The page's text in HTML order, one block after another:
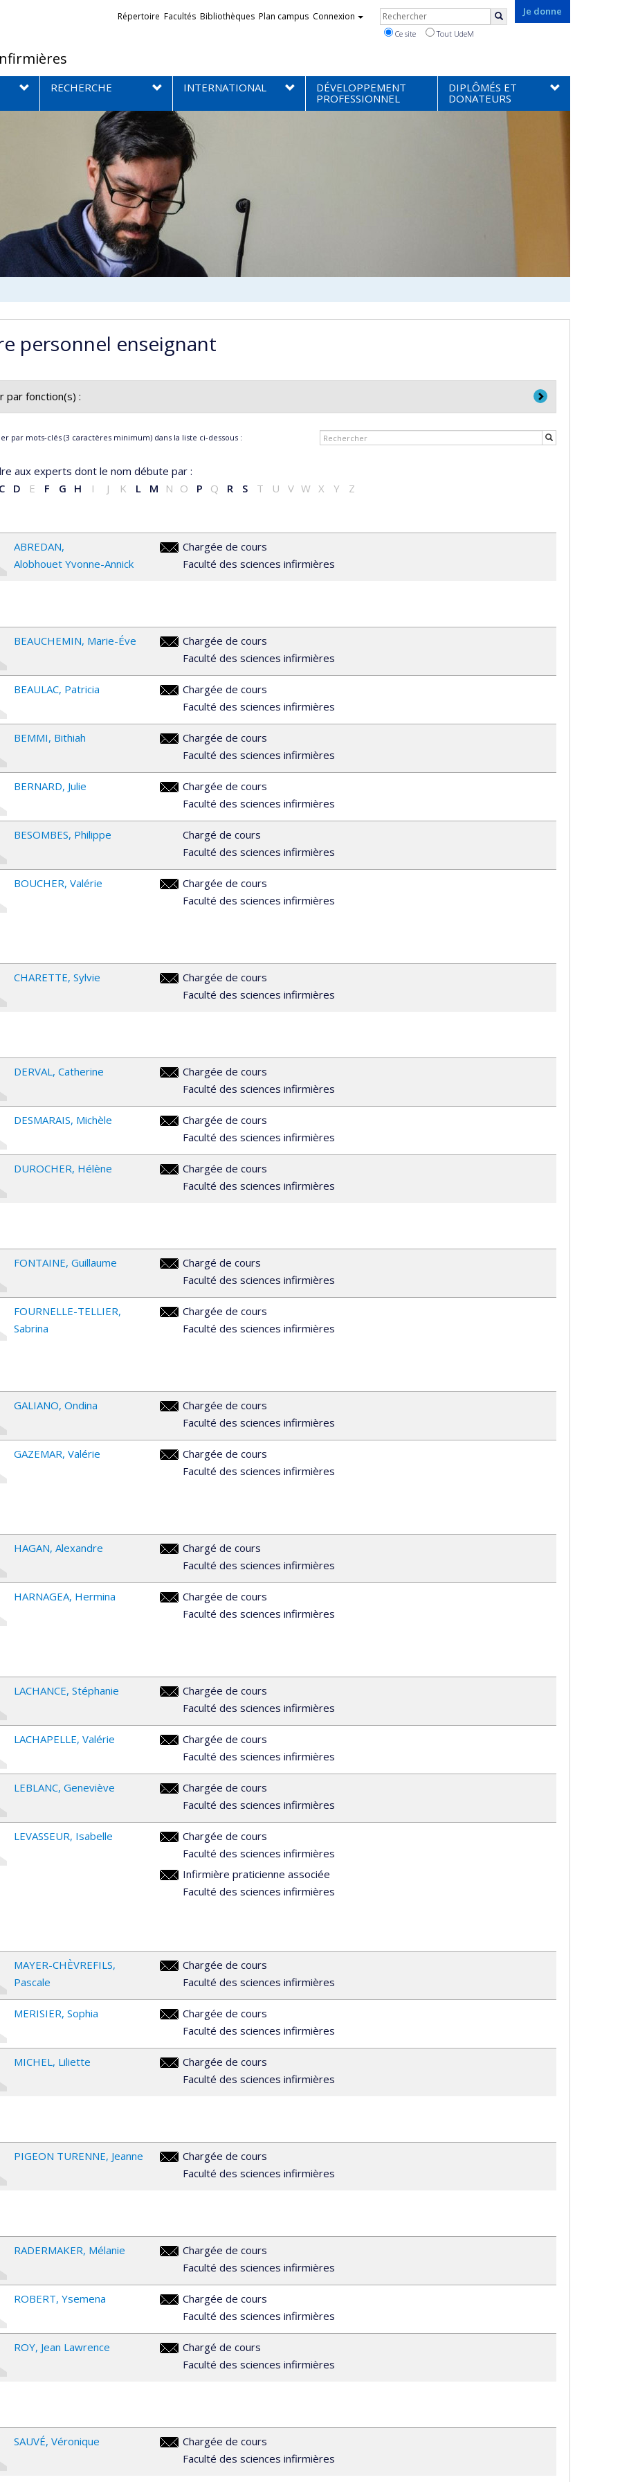
Je donne
Liens
Répertoire Facultés Bibliothèques Plan campus Connexion Rechercher
Ce site Tout UdeM
RECHERCHE INTERNATIONAL
DÉVELOPPEMENT
PROFESSIONNEL
DIPLÔMÉS ET
DONATEURS
personnel enseignant
par fonction(s) :
de cours / Chargé de cours
par mots-clés (3 caractères minimum) dans la liste ci-dessous :
aux experts dont le nom débute par :
D E F G H I J K L M N O P Q R S T U V W X Y Z
ABREDAN
Alobhouet Yvonne-Annick
aya.abredan@umontreal.ca
Chargée de cours
Faculté des sciences infirmières
BEAUCHEMIN Marie-Éve
marie-
eve.beauchemin@umontreal.ca
Chargée de cours
Faculté des sciences infirmières
BEAULAC Patricia
patricia.beaulac@umontreal.ca
Chargée de cours
Faculté des sciences infirmières
BEMMI Bithiah
bithiah.bemmi@umontreal.ca
Chargée de cours
Faculté des sciences infirmières
BERNARD Julie
julie.bernard.4@umontreal.ca
Chargée de cours
Faculté des sciences infirmières
BESOMBES Philippe
Chargé de cours
Faculté des sciences infirmières
BOUCHER Valérie
valerie.boucher.3@umontreal.ca
Chargée de cours
Faculté des sciences infirmières
CHARETTE Sylvie
sylvie.charette@umontreal.ca
Chargée de cours
Faculté des sciences infirmières
DERVAL Catherine
catherine.derval@umontreal.ca
Chargée de cours
Faculté des sciences infirmières
DESMARAIS Michèle
michele.desmarais@umontreal.ca
Chargée de cours
Faculté des sciences infirmières
DUROCHER Hélène
helene.durocher.1@umontreal.ca
Chargée de cours
Faculté des sciences infirmières
FONTAINE Guillaume
guillaume.fontaine@umontreal.ca
Chargé de cours
Faculté des sciences infirmières
FOURNELLE-TELLIER
Sabrina
sabrina.fournelle-
Chargée de cours
Faculté des sciences infirmières
GALIANO Ondina
ondina.galiano@umontreal.ca
Chargée de cours
Faculté des sciences infirmières
GAZEMAR Valérie
v.gazemar@umontreal.ca
Chargée de cours
Faculté des sciences infirmières
HAGAN Alexandre
alexandre.hagan@umontreal.ca
Chargé de cours
Faculté des sciences infirmières
HARNAGEA Hermina
hermina.harnagea@umontreal.ca
Chargée de cours
Faculté des sciences infirmières
LACHANCE Stéphanie
stephanie.lachance.1@umontreal.ca
Chargée de cours
Faculté des sciences infirmières
LACHAPELLE Valérie
valerie.lachapelle@umontreal.ca
Chargée de cours
Faculté des sciences infirmières
LEBLANC Geneviève
genevieve.leblanc.2@umontreal.ca
Chargée de cours
Faculté des sciences infirmières
LEVASSEUR Isabelle
isabelle.levasseur.1@umontreal.ca
Chargée de cours
Faculté des sciences infirmières
isabelle.levasseur.1@umontreal.ca
Infirmière praticienne associée
Faculté des sciences infirmières
MAYER-CHÈVREFILS
Pascale
pascale.mayer@umontreal.ca
Chargée de cours
Faculté des sciences infirmières
MERISIER Sophia
sophia.merisier@umontreal.ca
Chargée de cours
Faculté des sciences infirmières
MICHEL Liliette
liliette.michel@umontreal.ca
Chargée de cours
Faculté des sciences infirmières
PIGEON TURENNE Jeanne
jeanne.pigeon.turenne@umontreal.ca
Chargée de cours
Faculté des sciences infirmières
RADERMAKER Mélanie
melanie.radermaker.1@umontreal.ca
Chargée de cours
Faculté des sciences infirmières
ROBERT Ysemena
ysemena.robert@umontreal.ca
Chargée de cours
Faculté des sciences infirmières
ROY Jean Lawrence
jean.lawrence.roy@umontreal.ca
Chargé de cours
Faculté des sciences infirmières
SAUVÉ Véronique
veronique.sauve.1@umontreal.ca
Chargée de cours
Faculté des sciences infirmières